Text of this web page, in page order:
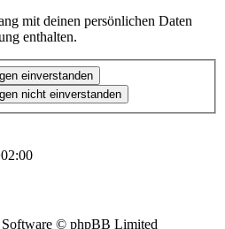
mit deinen persönlichen Daten
enthalten.
© phpBB Limited